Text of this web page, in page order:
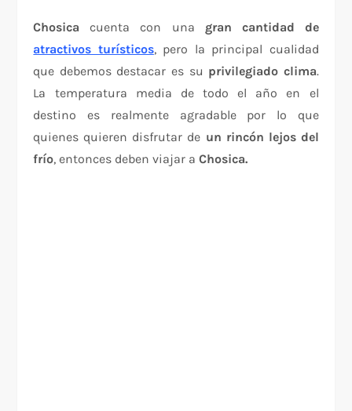
Chosicacuenta con una gran cantidad de
atractivos turísticos, pero la principal cualidad
que debemos destacar es su privilegiado clima.
La temperatura media de todo el año en el
destino es realmente agradable por lo que
quienes quieren disfrutar de un rincón lejos del
frío, entonces deben viajar aChosica.